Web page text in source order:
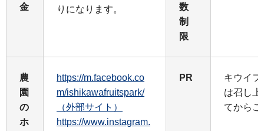
金
りになります。
数
制
限
農
園
の
ホ
https://m.facebook.co
m/ishikawafruitspark/
（外部サイト）
https://www.instagram.
PR
キウイ
は召し
てから